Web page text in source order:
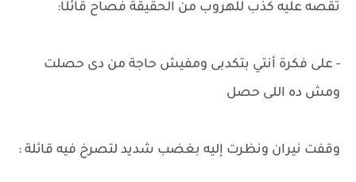
تقصه عليه كذب للهروب من الحقيقة فصاح قائلًا:
- على فكرة أنتي بتكدبى ومفيش حاجة من دى حصلت
ومش ده اللى حصل
وقفت نيران ونظرت إليه بغضب شديد لتصرخ فيه قائلة :